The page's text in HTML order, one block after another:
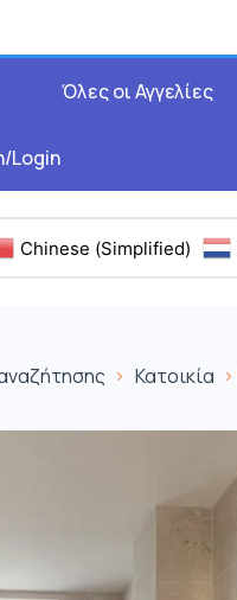
Όλες οι Αγγελίες
Login
Chinese (Simplified)
Κατοικία